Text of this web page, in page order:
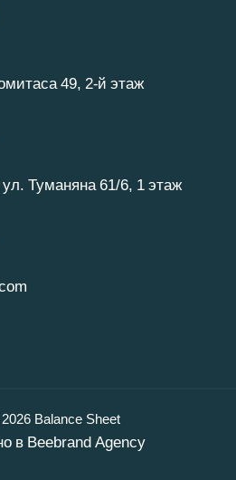
49, 2-й этаж
Туманяна 61/6, 1 этаж
Balance Sheet
в Beebrand Agency